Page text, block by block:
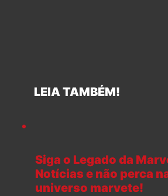
LEIA TAMBÉM!
Siga o Legado da
Notícias e não perca
universo marvete!